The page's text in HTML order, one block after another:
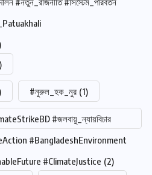
#নুরুল_হক_নুর (1)
#জলবায়ু_ন্যায়বিচার
#BangladeshEnvironment
#ClimateJustice (2)